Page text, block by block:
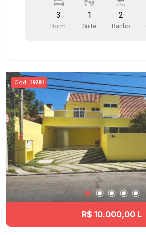
Varanda gourmet fechada com
Cozinha com armários planejados,
depurador - Suíte com closet e armários
elevadores Condomínio clube com 2 torres com
excelente infraestrutura, portaria
sistema de segurança
elevadores por torre, sistema de
e 25 vagas internas para visitantes. Itens
lazer: - Piscina com raia de 25
infantil - Academia equipada com
aparelhos - Quadra Poliesportiva
Brinquedoteca - Salão de Jogos -
festas adulto e infantil - Duas
gourmet com churrasqueiras -
Ótima localização no Jardim
bairros mais valorizados de São
3
Dorm.
1
Suite
2
Banho
Cód. 19281
R$ 10.000,00 L